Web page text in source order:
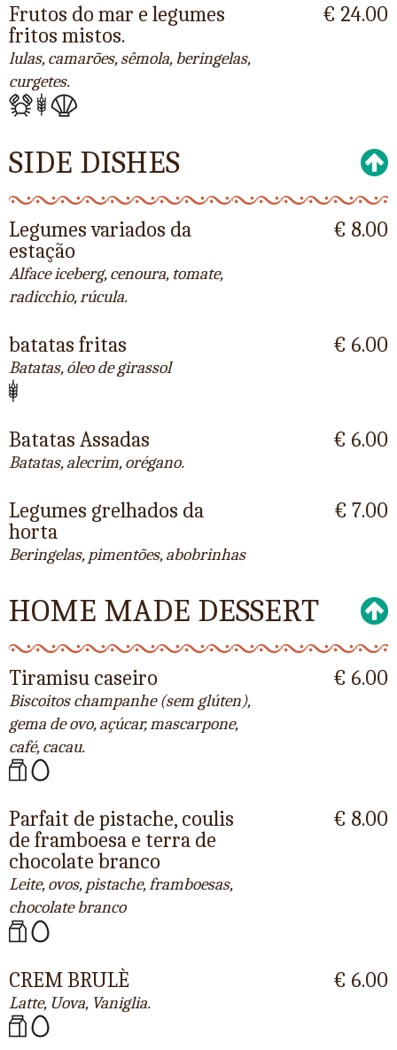
Frutos do mar e legumes
fritos mistos.
lulas, camarões, sêmola, beringelas,
curgetes.
€ 24.00
SIDE DISHES
Legumes variados da
estação
Alface iceberg, cenoura, tomate,
radicchio, rúcula.
€ 8.00
batatas fritas
Batatas, óleo de girassol
€ 6.00
Batatas Assadas
Batatas, alecrim, orégano.
€ 6.00
Legumes grelhados da
horta
Beringelas, pimentões, abobrinhas
€ 7.00
HOME MADE DESSERT
Tiramisu caseiro
Biscoitos champanhe (sem glúten),
gema de ovo, açúcar, mascarpone,
café, cacau.
€ 6.00
Parfait de pistache, coulis
de framboesa e terra de
chocolate branco
Leite, ovos, pistache, framboesas,
chocolate branco
€ 8.00
CREM BRULÈ
Latte, Uova, Vaniglia.
€ 6.00